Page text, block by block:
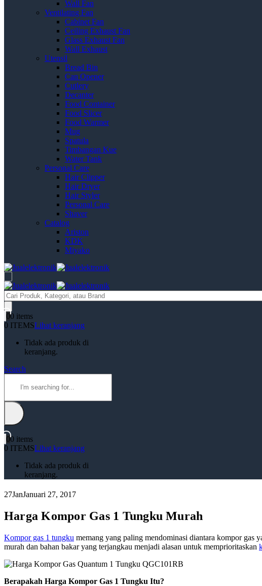
Wall Fan
Ventilating Fan
Cabinet Fan
Ceiling Exhaust Fan
Glass Exhaust Fan
Wall Exhaust
Utensil
Bread Bin
Can Opener
Cutlery
Decanter
Food Container
Food Slicer
Food Warmer
Mug
Spatula
Timbangan Kue
Water Tank
Personal Care
Hair Clipper
Hair Dryer
Hair Styler
Personal Care
Shaver
Catalog
Ariston
KDK
Miyako
Products
search
00 items
0 ITEMSLihat keranjang
Tidak ada produk di
keranjang.
Search
00 items
0 ITEMSLihat keranjang
Tidak ada produk di
keranjang.
27JanJanuari 27, 2017
Harga Kompor Gas 1 Tungku Murah
Kompor gas 1 tungku memang yang paling mendominasi diantara kompor gas
murah dan bahan bakar yang terjangkau menjadi alasan untuk memprioritaskan
Berapakah Harga Kompor Gas 1 Tungku Itu?